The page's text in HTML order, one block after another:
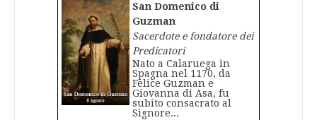
San Domenico di
Guzman
Sacerdote e fondatore dei
Predicatori
Nato a Calaruega in
Spagna nel 1170, da
Felice Guzman e
Giovanna di Asa, fu
subito consacrato al
Signore...